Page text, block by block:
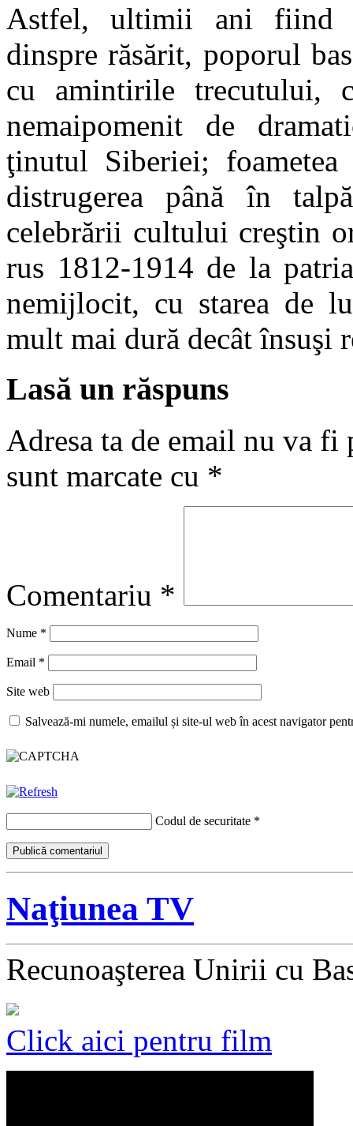
Astfel, ultimii ani fiind
dinspre răsărit, poporul
cu amintirile trecutului,
nemaipomenit de
ţinutul Siberiei; foametea
distrugerea până în
celebrării cultului creştin
rus 1812-1914 de la
nemijlocit, cu starea de
mult mai dură decât însuşi
Lasă un răspuns
Adresa ta de email nu va fi
sunt marcate cu *
Comentariu *
Nume *
Email *
Site web
Salvează-mi numele, emailul și site-ul web în acest navigator
Codul de securitate *
Naţiunea TV
Recunoaşterea Unirii cu
Click aici pentru film